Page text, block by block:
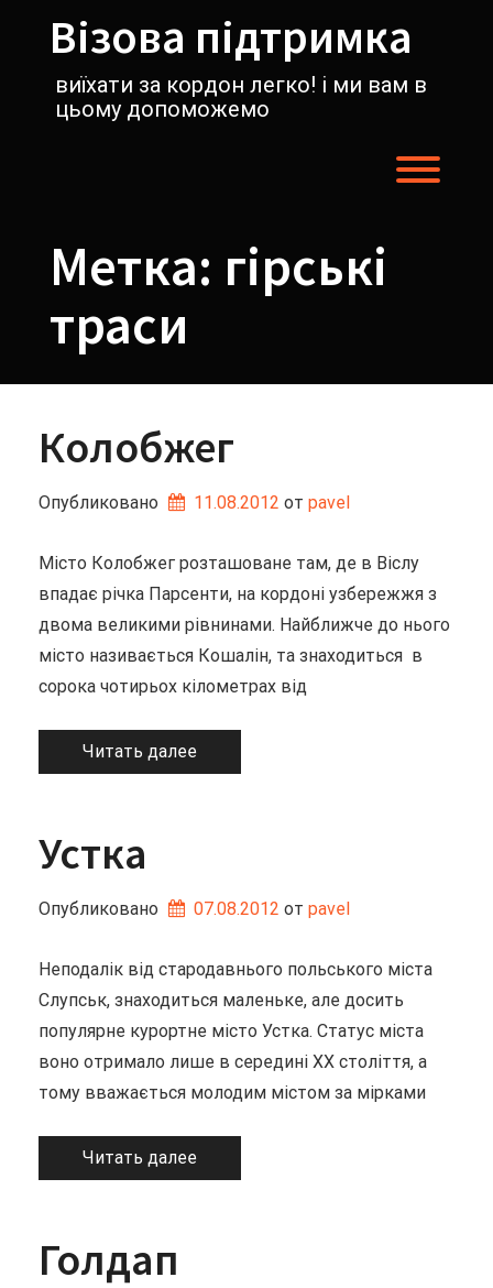
содержимомуВізова підтримка
виїхати за кордон легко! і ми вам в
цьому допоможемо
Метка: гірські
траси
Колобжег
Опубликовано 11.08.2012 от pavel
Місто Колобжег розташоване там, де в Віслу
впадає річка Парсенти, на кордоні узбережжя з
двома великими рівнинами. Найближче до нього
місто називається Кошалін, та знаходиться в
сорока чотирьох кілометрах від
Читать далее
Устка
Опубликовано 07.08.2012 от pavel
Неподалік від стародавнього польського міста
Слупськ, знаходиться маленьке, але досить
популярне курортне місто Устка. Статус міста
воно отримало лише в середині XX століття, а
тому вважається молодим містом за мірками
Читать далее
Голдап